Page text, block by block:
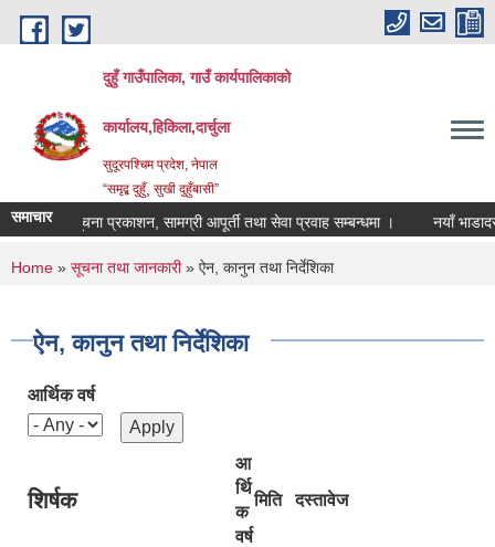
Skip to main content
दुहुँ गाउँपालिका, गाउँ कार्यपालिकाको
कार्यालय,हिकिला,दार्चुला
सुदूरपश्चिम प्रदेश, नेपाल
“समृद्ब दुहुँ¸ सुखी दुहुँबासी”
समाचारसूचना प्रकाशन, सामग्री आपूर्ती तथा सेवा प्रवाह सम्बन्धमा । नयाँ भाडादर
You are here
Home » सूचना तथा जानकारी» ऐन, कानुन तथा निर्देशिका
ऐन, कानुन तथा निर्देशिका
आर्थिक वर्ष
शिर्षक
आ
र्थि
क
वर्ष
मिति दस्तावेज